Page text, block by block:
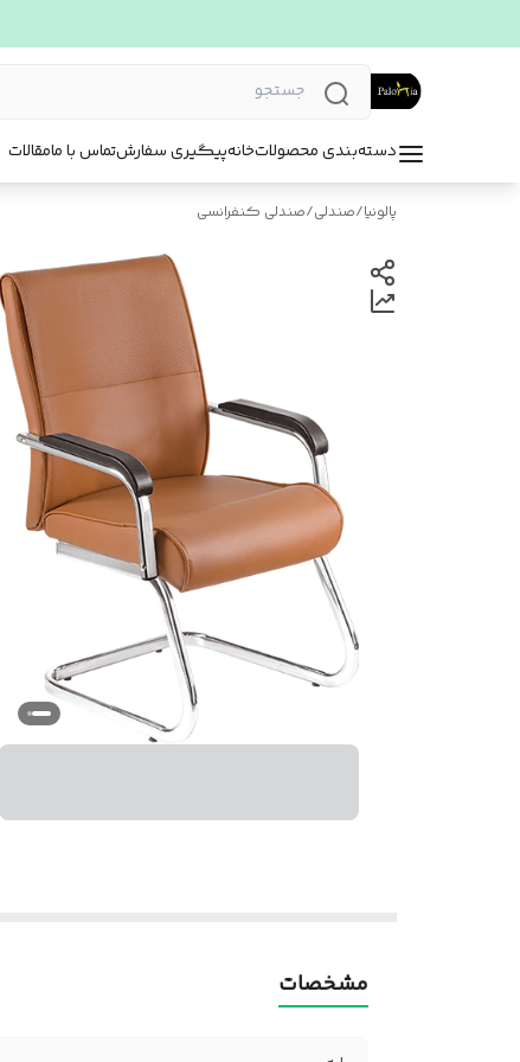
دسته‌بندی محصولاتخانهپیگیری سفارشتماس با مامقالات
پالونیا/صندلی/صندلی کنفرانسی
مشخصات